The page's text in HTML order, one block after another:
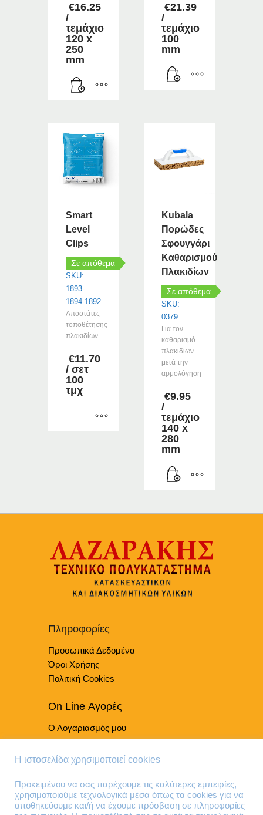
€16.25
/
τεμάχιο
120 x
250
mm
€21.39
/
τεμάχιο
100
mm
Smart
Level
Clips
Σε απόθεμα
SKU:
1893-
1894-1892
Αποστάτες
τοποθέτησης
πλακιδίων
€11.70
/ σετ
100
τμχ
Οι
μπορούν
να
επιλεγούν
Kubala
Πορώδες
Σφουγγάρι
Καθαρισμού
Πλακιδίων
Σε απόθεμα
SKU:
0379
Για τον
καθαρισμό
πλακιδίων
μετά την
αρμολόγηση
€9.95
/
τεμάχιο
140 x
280
mm
Πληροφορίες
Προσωπικά Δεδομένα
Όροι Χρήσης
Πολιτική Cookies
On Line Αγορές
Ο Λογαριασμός μου
Τρόποι Πληρωμής
Τρόποι Παράδοσης
Τηλέφωνα Επικοινωνίας
Η ιστοσελίδα χρησιμοποιεί cookies
Προκειμένου να σας παρέχουμε τις καλύτερες εμπειρίες,
χρησιμοποιούμε τεχνολογικά μέσα όπως τα cookies για να
αποθηκεύουμε και/ή να έχουμε πρόσβαση σε πληροφορίες